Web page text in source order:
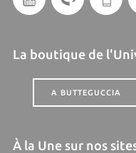
La boutique de
A BUTTEGUCCIA
À la Une sur nos